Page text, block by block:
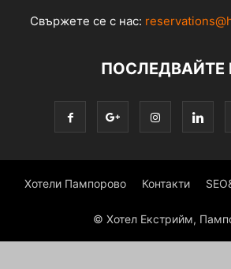
Свържете се с нас:
ПОСЛЕДВАЙТЕ
Хотели Пампорово Контакти
© Хотел Екстрийм,